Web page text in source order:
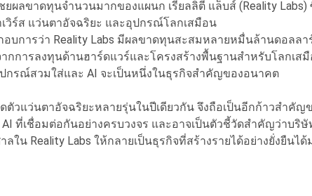
ยผลขาดทุนจำนวนมากของแผนก เรียลลิตี แล็บส์ (Reality Labs)
วิร์ส แว่นตาอัจฉริยะ และอุปกรณ์โลกเสมือน
อบการว่า Reality Labs มีผลขาดทุนสะสมหลายหมื่นล้านดอลลา
กการลงทุนด้านฮาร์ดแวร์และโครงสร้างพื้นฐานสำหรับโลกเส
กรณ์สวมใส่และ AI จะเป็นหนึ่งในธุรกิจสำคัญของอนาคต
ตัวแว่นตาอัจฉริยะหลายรุ่นในปีเดียวกัน จึงถือเป็นอีกก้าวสำคัญ
ที่เชื่อมต่อกันอย่างครบวงจร และอาจเป็นตัวชี้วัดสำคัญว่าบริษั
ใน Reality Labs ให้กลายเป็นธุรกิจที่สร้างรายได้อย่างยั่งยืนไ